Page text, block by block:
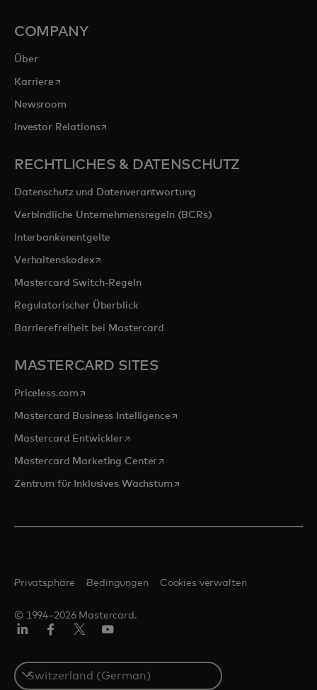
COMPANY
Über
Karrierewird in einer neuen Registerkarte geöffnet
Newsroom
Investor Relationswird in einer neuen Registerkarte geöffnet
RECHTLICHES & DATENSCHUTZ
Datenschutz und Datenverantwortung
Verbindliche Unternehmensregeln (BCRs)
Interbankenentgelte
Verhaltenskodexwird in einer neuen Registerkarte geöffnet
Mastercard Switch-Regeln
Regulatorischer Überblick
Barrierefreiheit bei Mastercard
MASTERCARD SITES
Priceless.com wird in einer neuen Registerkarte geöffnet
Mastercard Business Intelligencewird in einer neuen
Mastercard Entwicklerwird in einer neuen Registerkarte
Mastercard Marketing Centerwird in einer neuen
Zentrum für Inklusives Wachstumwird in einer neuen
© 1994–2026 Mastercard.
Privatsphäre Bedingungen Cookies verwalten
Select
a